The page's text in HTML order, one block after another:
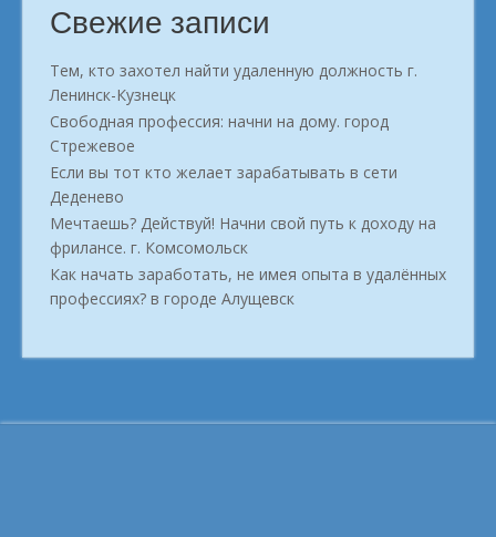
Свежие записи
Тем, кто захотел найти удаленную должность г.
Ленинск-Кузнецк
Свободная профессия: начни на дому. город
Стрежевое
Если вы тот кто желает зарабатывать в сети
Деденево
Мечтаешь? Действуй! Начни свой путь к доходу на
фрилансе. г. Комсомольск
Как начать заработать, не имея опыта в удалённых
профессиях? в городе Алущевск